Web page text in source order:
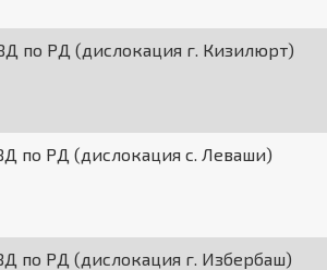
по РД (дислокация г. Кизилюрт)
по РД (дислокация с. Леваши)
по РД (дислокация г. Избербаш)